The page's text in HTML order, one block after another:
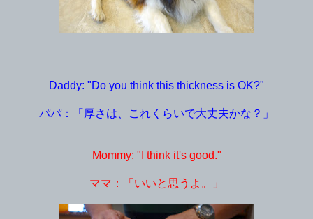
Daddy: "Do you think this thickness is OK?"
パパ：「厚さは、これくらいで大丈夫かな？」
Mommy: "I think it's good."
ママ：「いいと思うよ。」